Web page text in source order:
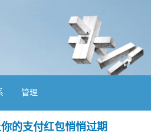
管理
的支付红包悄悄过期